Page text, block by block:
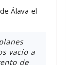
Álava el
vacío a
de